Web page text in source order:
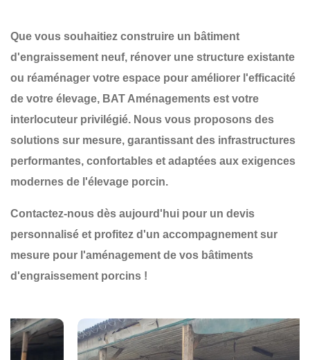
Que vous souhaitiez construire un bâtiment
d'engraissement neuf, rénover une structure existante
ou réaménager votre espace pour améliorer l'efficacité
de votre élevage, BAT Aménagements est votre
interlocuteur privilégié. Nous vous proposons des
solutions sur mesure, garantissant des infrastructures
performantes, confortables et adaptées aux exigences
modernes de l'élevage porcin.
Contactez-nous dès aujourd'hui pour un devis
personnalisé et profitez d'un accompagnement sur
mesure pour l'aménagement de vos bâtiments
d'engraissement porcins !